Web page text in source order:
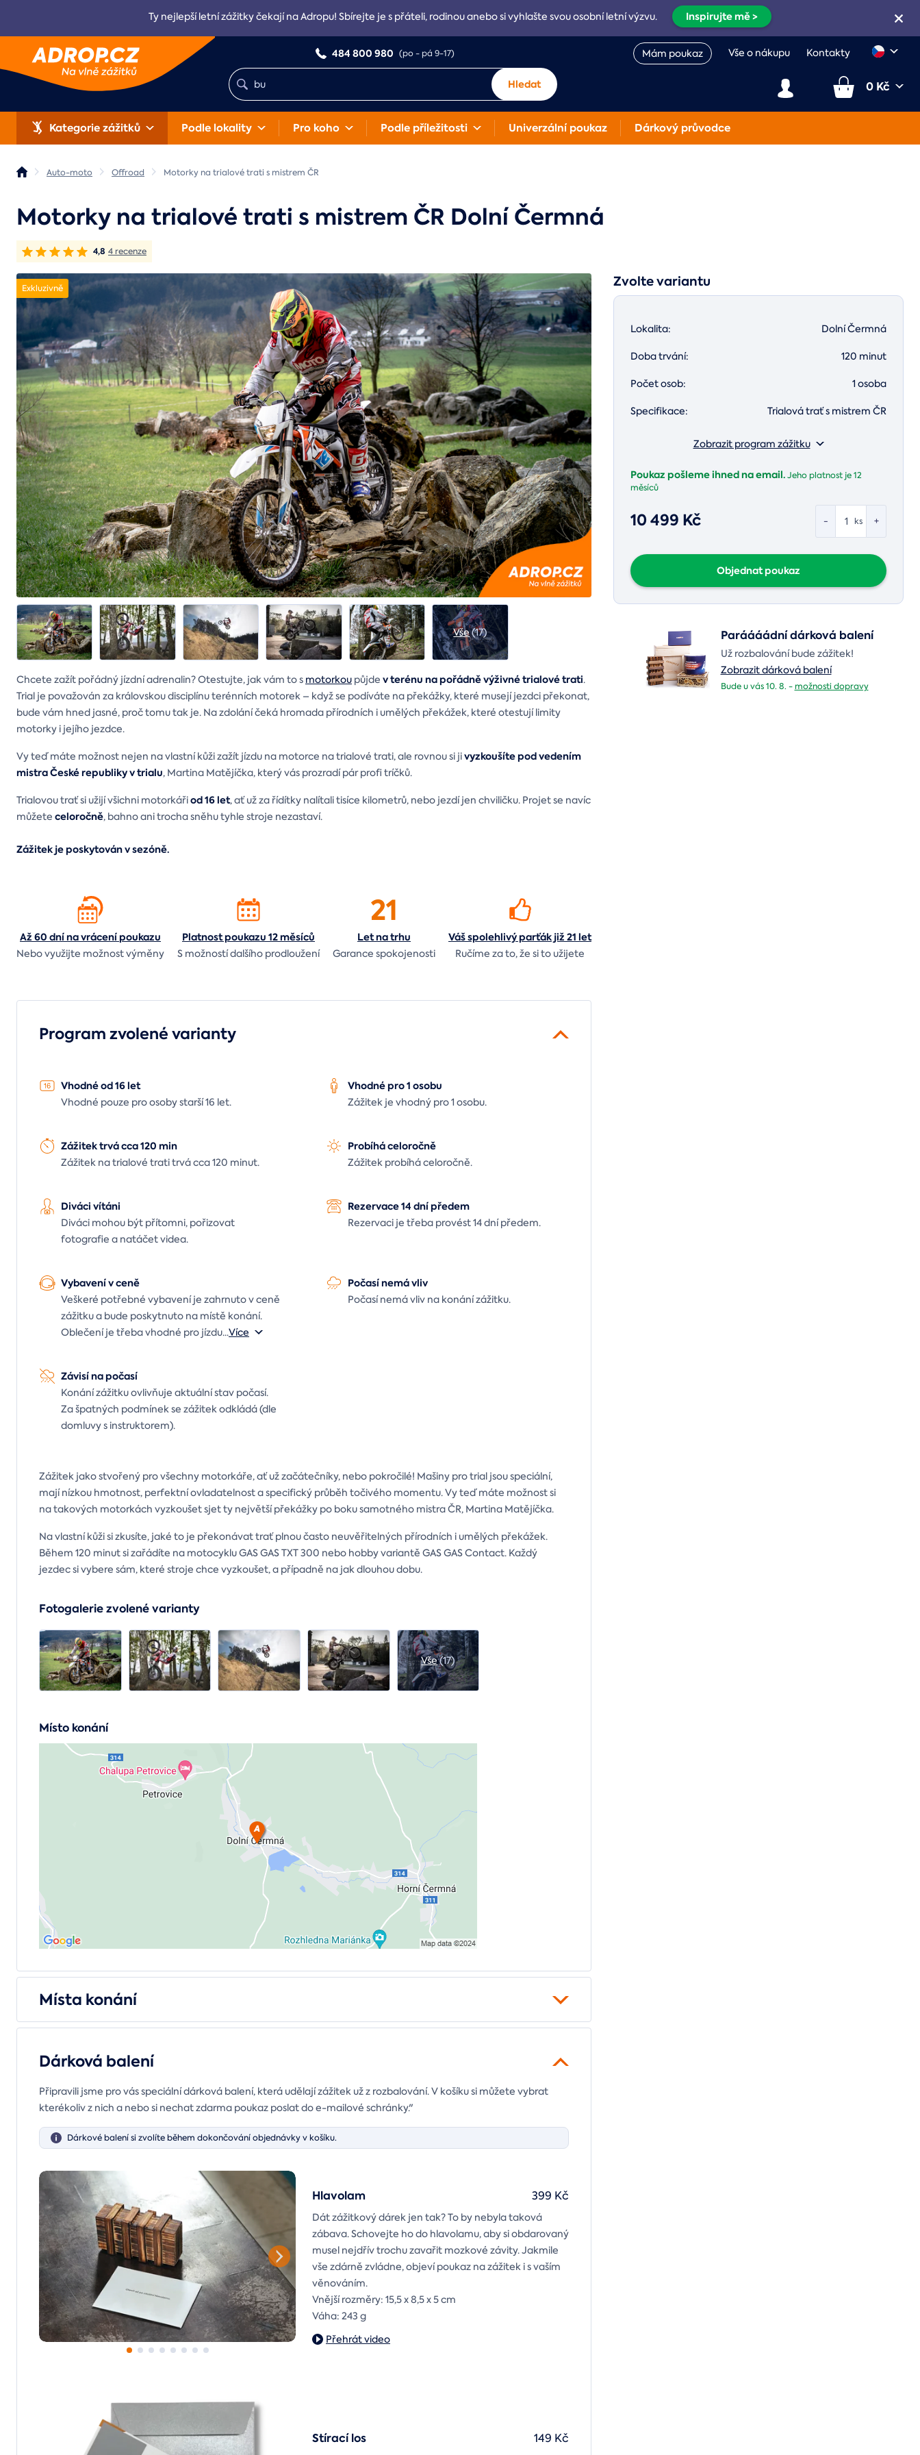
Ty nejlepší letní zážitky čekají na Adropu! Sbírejte je s přáteli, rodinou anebo si vyhlašte svou osobní letní výzvu. Inspirujte mě >
484 800 980 (po - pá 9-17) Mám poukaz Vše o nákupu Kontakty
Hledat 0 Kč
Kategorie zážitků Podle lokality Pro koho Podle příležitosti Univerzální poukaz Dárkový průvodce
Auto-moto Offroad Motorky na trialové trati s mistrem ČR
Motorky na trialové trati s mistrem ČR Dolní Čermná
4,8 4 recenze
Exkluzivně
Vše(17)
Zvolte variantu
Lokalita: Dolní Čermná
Doba trvání: 120 minut
Počet osob: 1 osoba
Specifikace: Trialová trať s mistrem ČR
Zobrazit program zážitku
Poukaz pošleme ihned na email.Jeho platnost je12
měsíců
- +
ks
10 499 Kč
Objednat poukaz
Paráááádní dárková balení
Už rozbalování bude zážitek!
Zobrazit dárková balení
Bude u vás 10. 8. -možnosti dopravy
Chcete zažít pořádný jízdní adrenalin? Otestujte, jak vám to s motorkou půjde v terénu na pořádně výživné trialové trati.
Trial je považován za královskou disciplínu terénních motorek – když se podíváte na překážky, které musejí jezdci překonat,
bude vám hned jasné, proč tomu tak je. Na zdolání čeká hromada přírodních i umělých překážek, které otestují limity
motorky i jejího jezdce.
Vy teď máte možnost nejen na vlastní kůži zažít jízdu na motorce na trialové trati, ale rovnou si jivyzkoušíte pod vedením
mistra České republiky v trialu, Martina Matějíčka, který vás prozradí pár profi tríčků.
Trialovou trať si užijí všichni motorkářiod 16 let, ať už za řídítky nalítali tisíce kilometrů, nebo jezdí jen chviličku. Projet se navíc
můžete celoročně, bahno ani trocha sněhu tyhle stroje nezastaví.
Zážitek je poskytován v sezóně.
Až 60 dní na vrácenípoukazu
Nebo využijte možnost výměny
Platnost poukazu 12 měsíců
S možností dalšího prodloužení
21
Letna trhu
Garance spokojenosti
Váš spolehlivý parťák již 21 let
Ručíme za to,že si to užijete
Program zvolené varianty
Vhodné od 16 let
Vhodné pouze pro osoby starší 16 let.
Vhodné pro 1 osobu
Zážitek je vhodný pro 1 osobu.
Zážitek trvá cca 120 min
Zážitek na trialové trati trvá cca 120 minut.
Probíhá celoročně
Zážitek probíhá celoročně.
Diváci vítáni
Diváci mohou být přítomni, pořizovat
fotografie a natáčet videa.
Rezervace 14 dní předem
Rezervaci je třeba provést 14 dní předem.
Vybavení v ceně
Veškeré potřebné vybavení je zahrnuto v ceně
zážitku a bude poskytnuto na místě konání.
Oblečení je třeba vhodné pro jízdu...Více
Počasí nemá vliv
Počasí nemá vliv na konání zážitku.
Závisí na počasí
Konání zážitku ovlivňuje aktuální stav počasí.
Za špatných podmínek se zážitek odkládá (dle
domluvy s instruktorem).
Zážitek jako stvořený pro všechny motorkáře, ať už začátečníky, nebo pokročilé! Mašiny pro trial jsou speciální,
mají nízkou hmotnost, perfektní ovladatelnost a specifický průběh točivého momentu. Vy teď máte možnost si
na takových motorkách vyzkoušet sjet ty největší překážky po boku samotného mistra ČR, Martina Matějíčka.
Na vlastní kůži si zkusíte, jaké to je překonávat trať plnou často neuvěřitelných přírodních i umělých překážek.
Během 120 minut si zařádíte na motocyklu GAS GAS TXT 300 nebo hobby variantě GAS GAS Contact. Každý
jezdec si vybere sám, které stroje chce vyzkoušet, a případně na jak dlouhou dobu.
Fotogalerie zvolené varianty
Vše(17)
Místo konání
Místa konání
Dárková balení
Připravili jsme pro vás speciální dárková balení, která udělají zážitek už z rozbalování. V košíku si můžete vybrat
kterékoliv z nich a nebo si nechat zdarma poukaz poslat do e-mailové schránky."
Dárkové balení si zvolíte během dokončování objednávky v košíku.
Hlavolam
Dát zážitkový dárek jen tak? To by nebyla taková
zábava. Schovejte ho do hlavolamu, aby si obdarovaný
musel nejdřív trochu zavařit mozkové závity. Jakmile
vše zdárně zvládne, objeví poukaz na zážitek i s vaším
věnováním.
Vnější rozměry: 15,5 x 8,5 x 5 cm
Váha: 243 g
399 Kč
Přehrát video
Stírací los 149 Kč